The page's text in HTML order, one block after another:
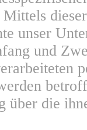
Mittels dieser
unser
und
über die